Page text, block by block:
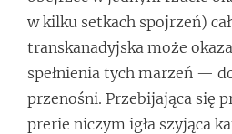
w kilku setkach spojrzeń)
transkanadyjska może
spełnienia tych marzeń —
przenośni. Przebijająca się
prerie niczym igła szyjąca